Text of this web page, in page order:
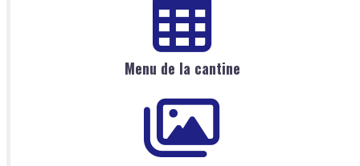
Menu de la cantine